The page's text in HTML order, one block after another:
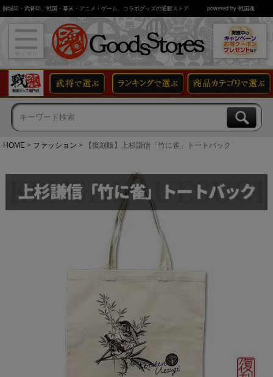
御城印・武将印、戦国・幕末・アニメ・ゲーム、コラボグッズの通販ストア powered by 戦国魂
HOME ファッション 【復刻版】上杉謙信「竹に雀」トートバック